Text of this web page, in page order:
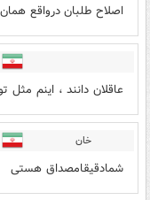
اصلاح طلبان درواقع همان
عاقلان دانند ، اینم
خان
شمادقیقامصداق هستی